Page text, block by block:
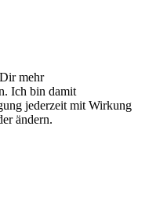
mehr
Ich bin damit
jederzeit mit Wirkung
ändern.